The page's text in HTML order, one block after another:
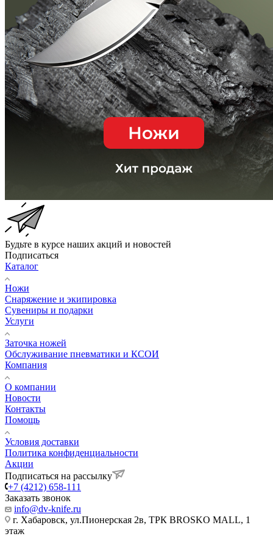
Будьте в курсе наших акций и новостей
Подписаться
Каталог
Ножи
Снаряжение и экипировка
Сувениры и подарки
Услуги
Заточка ножей
Обслуживание пневматики и КСОИ
Компания
О компании
Новости
Контакты
Помощь
Условия доставки
Политика конфиденциальности
Акции
Подписаться на рассылку
+7 (4212) 658-111
Заказать звонок
info@dv-knife.ru
г. Хабаровск, ул.Пионерская 2в, ТРК BROSKO MALL, 1
этаж